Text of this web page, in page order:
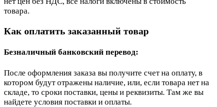
товара.
Как оплатить заказанный товар
Безналичный банковский перевод:
После оформления заказа вы получите счет на оплату, в
котором будут отражены наличие, или, если товара нет на
складе, то сроки поставки, цены и реквизиты. Там же вы
найдете условия поставки и оплаты.